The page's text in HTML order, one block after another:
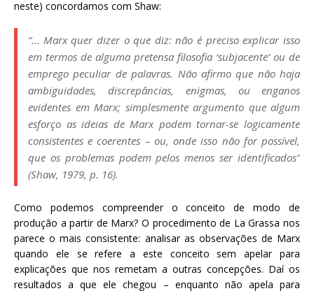
neste) concordamos com Shaw:
“… Marx quer dizer o que diz: não é preciso explicar isso
em termos de alguma pretensa filosofia ‘subjacente’ ou de
emprego peculiar de palavras. Não afirmo que não haja
ambiguidades, discrepâncias, enigmas, ou enganos
evidentes em Marx; simplesmente argumento que algum
esforço as ideias de Marx podem tornar-se logicamente
consistentes e coerentes – ou, onde isso não for possível,
que os problemas podem pelos menos ser identificados”
(Shaw, 1979, p. 16).
Como podemos compreender o conceito de modo de
produção a partir de Marx? O procedimento de La Grassa nos
parece o mais consistente: analisar as observações de Marx
quando ele se refere a este conceito sem apelar para
explicações que nos remetam a outras concepções. Daí os
resultados a que ele chegou – enquanto não apela para